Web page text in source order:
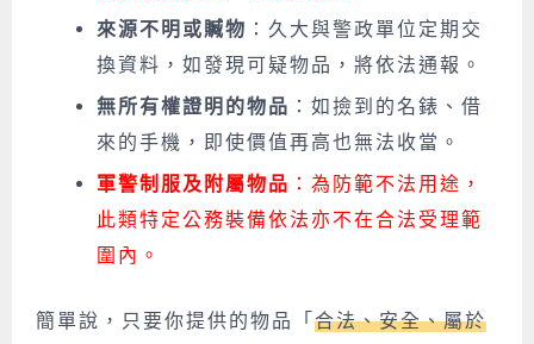
來源不明或贓物 ：久大與警政單位定期交
換資料，如發現可疑物品，將依法通報。
無所有權證明的物品 ：如撿到的名錶、借
來的手機，即使價值再高也無法收當。
軍警制服及附屬物品 ：為防範不法用途，
此類特定公務裝備依法亦不在合法受理範
圍內。
簡單說，只要你提供的物品「 合法、安全、屬於